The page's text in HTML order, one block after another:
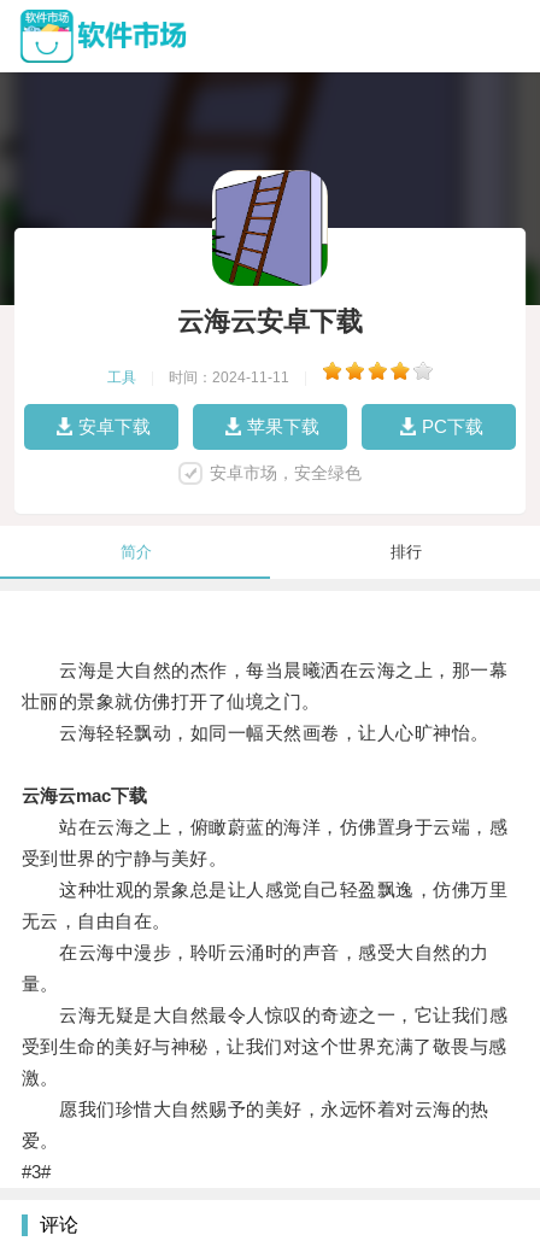
云海云安卓下载
工具 时间：2024-11-11
安卓下载 苹果下载 PC下载
安卓市场，安全绿色
简介 排行
云海是大自然的杰作，每当晨曦洒在云海之上，那一幕
壮丽的景象就仿佛打开了仙境之门。
云海轻轻飘动，如同一幅天然画卷，让人心旷神怡。
云海云mac下载
站在云海之上，俯瞰蔚蓝的海洋，仿佛置身于云端，感
受到世界的宁静与美好。
这种壮观的景象总是让人感觉自己轻盈飘逸，仿佛万里
无云，自由自在。
在云海中漫步，聆听云涌时的声音，感受大自然的力
量。
云海无疑是大自然最令人惊叹的奇迹之一，它让我们感
受到生命的美好与神秘，让我们对这个世界充满了敬畏与感
激。
愿我们珍惜大自然赐予的美好，永远怀着对云海的热
爱。
#3#
评论